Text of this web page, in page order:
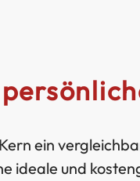
ein
ideale und